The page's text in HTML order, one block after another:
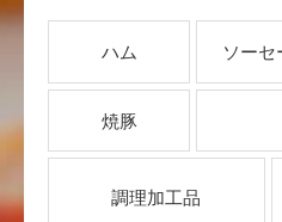
ハム ソーセ
焼豚
調理加工品